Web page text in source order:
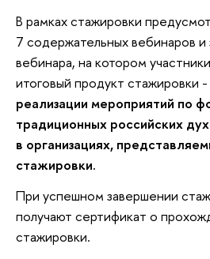
В рамках стажировки
7 содержательных вебинаров и
вебинара, на котором
итоговый продукт стажировки -
реализации мероприятий по
традиционных российских
в организациях,
стажировки.
При успешном завершении
получают сертификат о
стажировки.